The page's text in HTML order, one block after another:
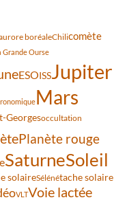
boréaleChilicomète
Grande Ourse
ESOISSJupiter
Mars
Georgesoccultation
Planète rouge
SaturneSoleil
solaireSélénétache solaire
VLTVoie lactée